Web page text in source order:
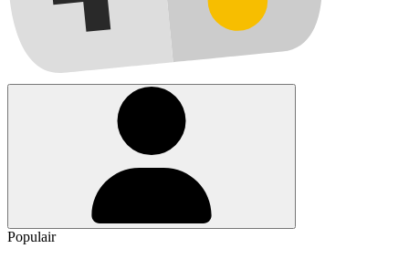
Populair